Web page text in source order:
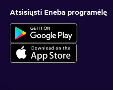
Atsisiųsti Eneba programėlę